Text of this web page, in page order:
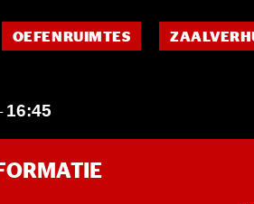
OEFENRUIMTES
16:45